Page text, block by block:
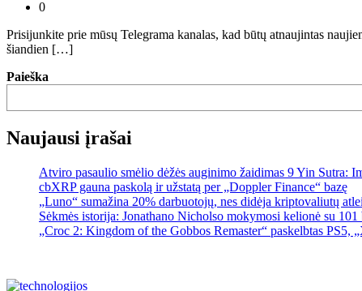
0
Prisijunkite prie mūsų Telegrama kanalas, kad būtų atnaujintas
šiandien […]
Paieška
Naujausi įrašai
Atviro pasaulio smėlio dėžės auginimo žaidimas 9 Yin Sutra:
cbXRP gauna paskolą ir užstatą per „Doppler Finance“ bazę
„Luno“ sumažina 20% darbuotojų, nes didėja kriptovaliutų
Sėkmės istorija: Jonathano Nicholso mokymosi kelionė su
„Croc 2: Kingdom of the Gobbos Remaster“ paskelbtas PS5,